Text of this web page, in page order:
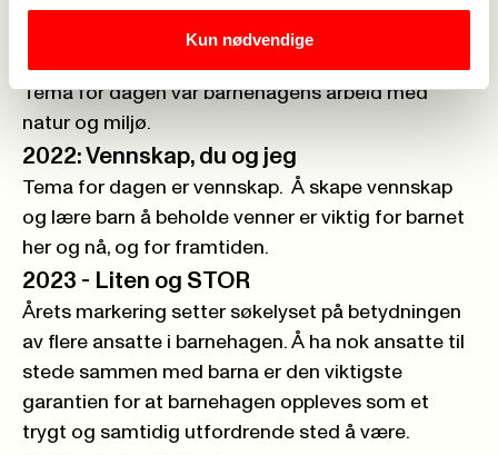
Kun nødvendige
2021 -
Tema for dagen var barnehagens arbeid med
natur og miljø.
2022:Vennskap, du og jeg
Tema for dagen er vennskap. Å skape vennskap
og lære barn å beholde venner er viktig for barnet
her og nå, og for framtiden.
2023 - Liten og STOR
Årets markering setter søkelyset på betydningen
av flere ansatte i barnehagen. Å ha nok ansatte til
stede sammen med barna er den viktigste
garantien for at barnehagen oppleves som et
trygt og samtidig utfordrende sted å være.